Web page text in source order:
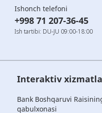
Ishonch telefoni
+998 71 207-36-45
Ish tartibi: DU-JU 09:00-18:00
Interaktiv
Bank Boshqaruvi
qabulxonasi